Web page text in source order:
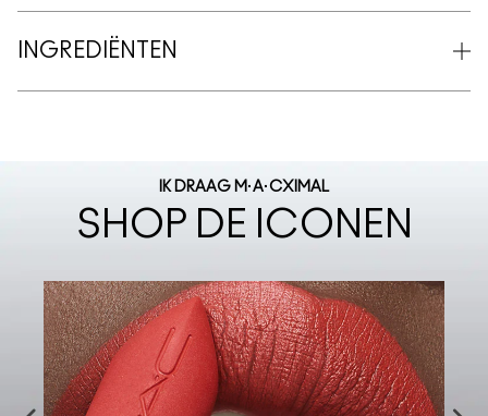
INGREDIËNTEN
IK DRAAG M·A·CXIMAL
SHOP DE ICONEN